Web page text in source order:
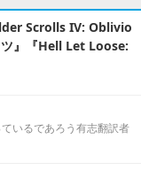
Scrolls IV: Oblivio
』『Hell Let Loose:
いるであろう有志翻訳者